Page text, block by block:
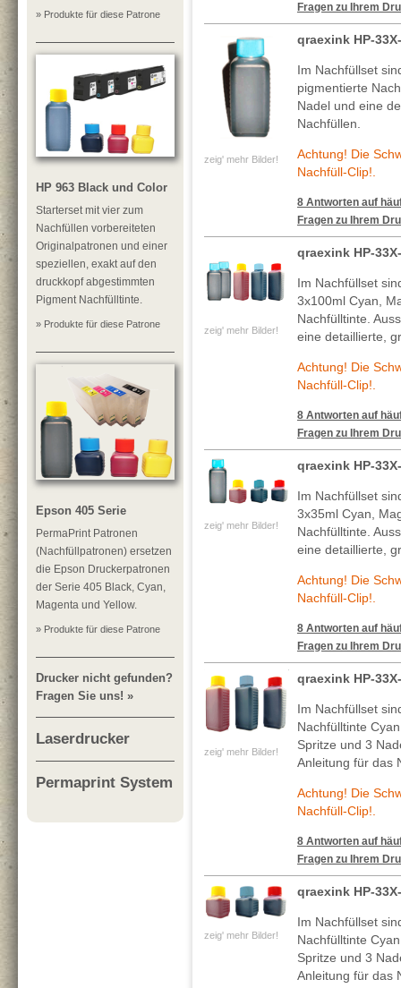
» Produkte für diese Patrone
HP 963 Black und Color
Starterset mit vier zum
Nachfüllen vorbereiteten
Originalpatronen und einer
speziellen, exakt auf den
druckkopf abgestimmten
Pigment Nachfülltinte.
» Produkte für diese Patrone
Epson 405 Serie
PermaPrint Patronen
(Nachfüllpatronen) ersetzen
die Epson Druckerpatronen
der Serie 405 Black, Cyan,
Magenta und Yellow.
» Produkte für diese Patrone
Drucker nicht gefunden?
Fragen Sie uns! »
Laserdrucker
Permaprint System
Fragen zu Ihrem
zeig' mehr Bilder!
qraexink HP-
Im Nachfüllset
pigmentierte
Nadel und eine
Nachfüllen.
Achtung! Die
Nachfüll-Clip!.
8 Antworten auf
Fragen zu Ihrem
zeig' mehr Bilder!
qraexink HP-
Im Nachfüllset
3x100ml Cyan,
Nachfülltinte.
eine detaillierte,
Achtung! Die
Nachfüll-Clip!.
8 Antworten auf
Fragen zu Ihrem
zeig' mehr Bilder!
qraexink HP-
Im Nachfüllset
3x35ml Cyan,
Nachfülltinte.
eine detaillierte,
Achtung! Die
Nachfüll-Clip!.
8 Antworten auf
Fragen zu Ihrem
zeig' mehr Bilder!
qraexink HP-
Im Nachfüllset
Nachfülltinte
Spritze und 3
Anleitung für das
Achtung! Die
Nachfüll-Clip!.
8 Antworten auf
Fragen zu Ihrem
zeig' mehr Bilder!
qraexink HP-
Im Nachfüllset
Nachfülltinte
Spritze und 3
Anleitung für das